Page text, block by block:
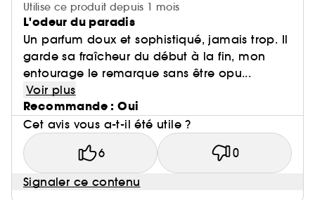
Utilise ce produit depuis 1 mois
L'odeur du paradis
Un parfum doux et sophistiqué, jamais trop. Il
garde sa fraîcheur du début à la fin, mon
entourage le remarque sans être opu...
Voir plus
Recommande : Oui
Cet avis vous a-t-il été utile ?
6 0
Signaler ce contenu